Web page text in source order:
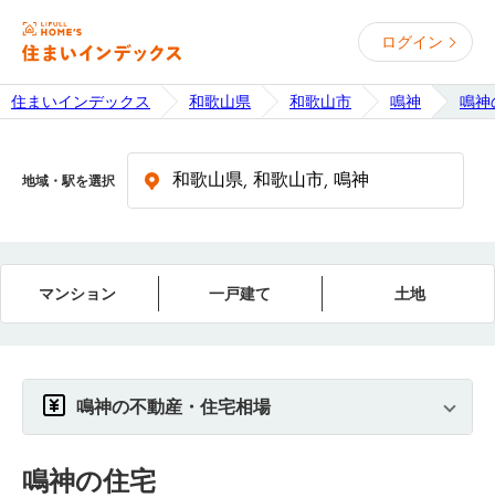
ログイン
住まいインデックス 和歌山県 和歌山市 鳴神 鳴神
地域・駅を選択
マンション 一戸建て 土地
鳴神の不動産・住宅相場
鳴神の住宅